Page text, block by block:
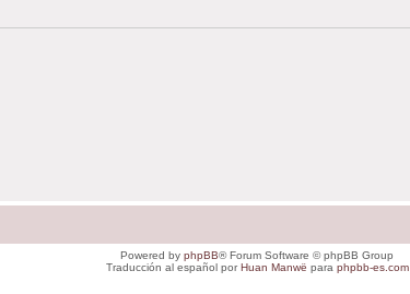
Powered by phpBB® Forum Software © phpBB Group
Traducción al español porHuan Manwë para phpbb-es.com